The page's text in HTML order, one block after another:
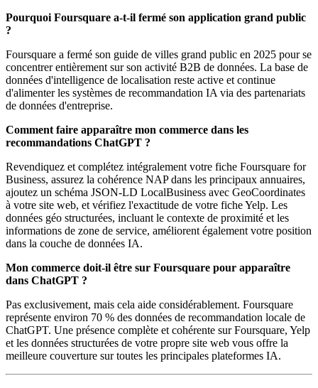
Pourquoi Foursquare a-t-il fermé son application grand public
?
Foursquare a fermé son guide de villes grand public en 2025 pour se
concentrer entièrement sur son activité B2B de données. La base de
données d'intelligence de localisation reste active et continue
d'alimenter les systèmes de recommandation IA via des partenariats
de données d'entreprise.
Comment faire apparaître mon commerce dans les
recommandations ChatGPT ?
Revendiquez et complétez intégralement votre fiche Foursquare for
Business, assurez la cohérence NAP dans les principaux annuaires,
ajoutez un schéma JSON-LD LocalBusiness avec GeoCoordinates
à votre site web, et vérifiez l'exactitude de votre fiche Yelp. Les
données géo structurées, incluant le contexte de proximité et les
informations de zone de service, améliorent également votre position
dans la couche de données IA.
Mon commerce doit-il être sur Foursquare pour apparaître
dans ChatGPT ?
Pas exclusivement, mais cela aide considérablement. Foursquare
représente environ 70 % des données de recommandation locale de
ChatGPT. Une présence complète et cohérente sur Foursquare, Yelp
et les données structurées de votre propre site web vous offre la
meilleure couverture sur toutes les principales plateformes IA.